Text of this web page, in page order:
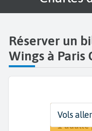
Réserver un
Wings à Paris
Départ
Paris
Dates
Dates
1 adulte
Vols